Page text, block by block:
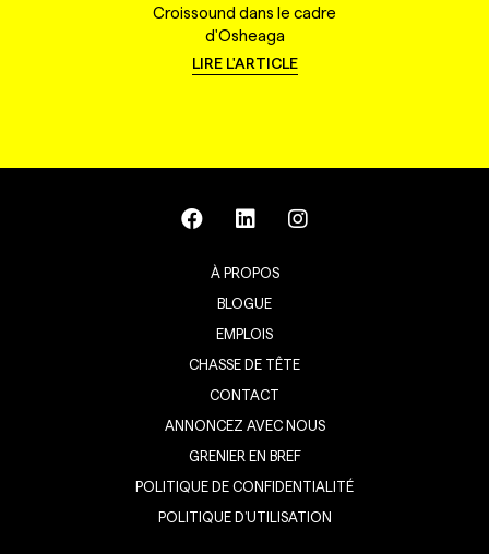
Croissound dans le cadre
d'Osheaga
LIRE L'ARTICLE
À PROPOS
BLOGUE
EMPLOIS
CHASSE DE TÊTE
CONTACT
ANNONCEZ AVEC NOUS
GRENIER EN BREF
POLITIQUE DE CONFIDENTIALITÉ
POLITIQUE D’UTILISATION